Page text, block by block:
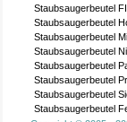
Staubsaugerbeutel
Staubsaugerbeutel
Staubsaugerbeutel
Staubsaugerbeutel
Staubsaugerbeutel
Staubsaugerbeutel
Staubsaugerbeutel
Staubsaugerbeutel